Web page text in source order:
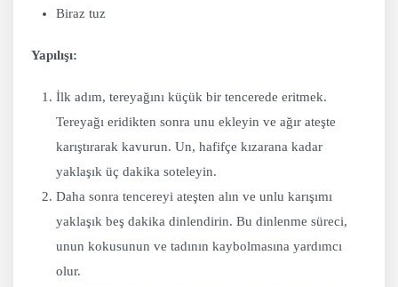
Biraz tuz
Yapılışı:
İlk adım, tereyağını küçük bir tencerede eritmek.
Tereyağı eridikten sonra unu ekleyin ve ağır ateşte
karıştırarak kavurun. Un, hafifçe kızarana kadar
yaklaşık üç dakika soteleyin.
Daha sonra tencereyi ateşten alın ve unlu karışımı
yaklaşık beş dakika dinlendirin. Bu dinlenme süreci,
unun kokusunun ve tadının kaybolmasına yardımcı
olur.